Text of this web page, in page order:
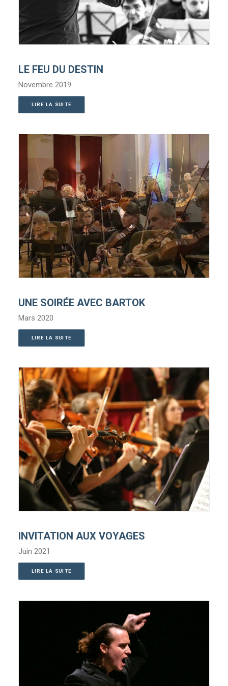
LE FEU DU DESTIN
Novembre 2019
LIRE LA SUITE
UNE SOIRÉE AVEC BARTOK
Mars 2020
LIRE LA SUITE
INVITATION AUX VOYAGES
Juin 2021
LIRE LA SUITE